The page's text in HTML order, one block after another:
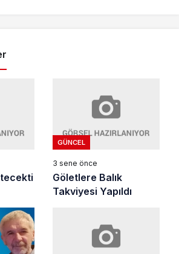
GÜNCEL
3 sene önce
Göletlere Balık
Takviyesi Yapıldı